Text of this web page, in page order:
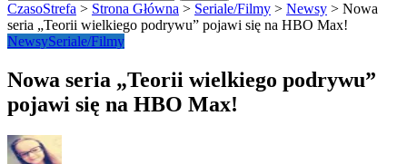
CzasoStrefa > Strona Główna > Seriale/Filmy > Newsy > Nowa
seria „Teorii wielkiego podrywu” pojawi się na HBO Max!
NewsySeriale/Filmy
Nowa seria „Teorii wielkiego podrywu”
pojawi się na HBO Max!